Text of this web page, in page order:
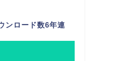
ンロード数6年連